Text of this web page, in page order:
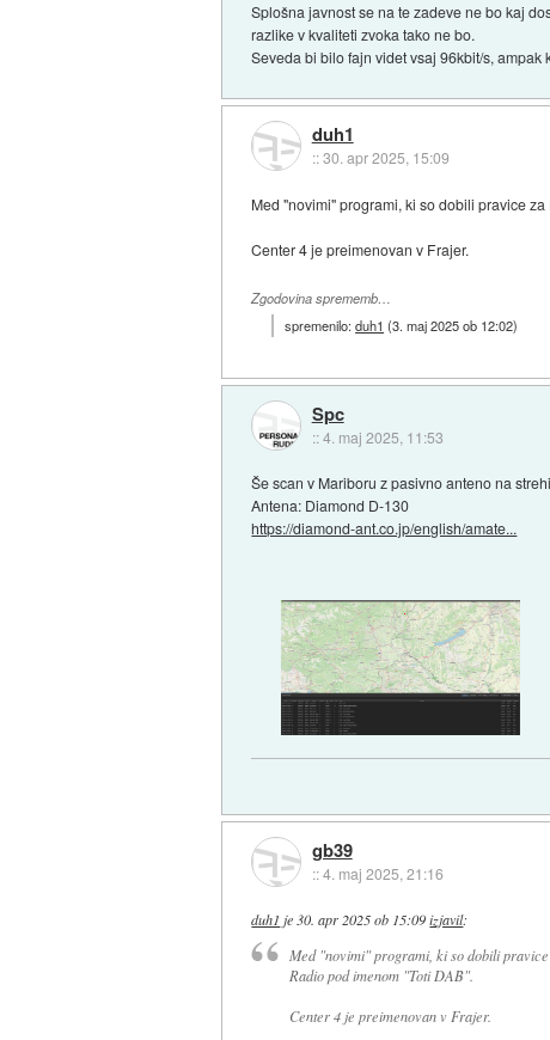
Splošna javnost se na te zadeve ne bo kaj
razlike v kvaliteti zvoka tako ne bo.
Seveda bi bilo fajn videt vsaj 96kbit/s, ampak
duh1
::30. apr 2025, 15:09
Med "novimi" programi, ki so dobili pravice
Center 4 je preimenovan v Frajer.
Zgodovina sprememb…
spremenilo:duh1 (3. maj 2025 ob 12:02)
Spc
::4. maj 2025, 11:53
Še scan v Mariboru z pasivno anteno na
Antena: Diamond D-130
https://diamond-ant.co.jp/english/amate...
gb39
::4. maj 2025, 21:16
duh1 je 30. apr 2025 ob 15:09 izjavil:
Med "novimi" programi, ki so dobili
Radio pod imenom "Toti DAB".
Center 4 je preimenovan v Frajer.